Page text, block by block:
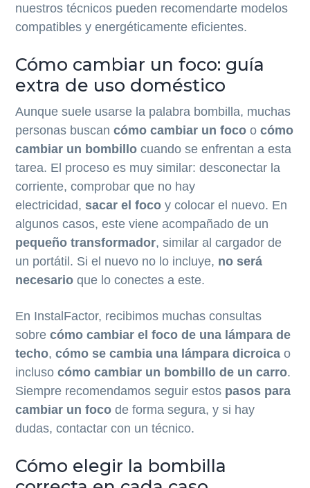
nuestros técnicos pueden recomendarte modelos
compatibles y energéticamente eficientes.
Cómo cambiar un foco: guía
extra de uso doméstico
Aunque suele usarse la palabra bombilla, muchas
personas buscancómo cambiar un foco ocómo
cambiar un bombillo cuando se enfrentan a esta
tarea. El proceso es muy similar: desconectar la
corriente, comprobar que no hay
electricidad, sacar el foco y colocar el nuevo. En
algunos casos, este viene acompañado de un
pequeño transformador, similar al cargador de
un portátil. Si el nuevo no lo incluye, no será
necesario que lo conectes a este.
En InstalFactor, recibimos muchas consultas
sobrecómo cambiar el foco de una lámpara de
techo,cómo se cambia una lámpara dicroica o
inclusocómo cambiar un bombillo de un carro.
Siempre recomendamos seguir estos pasos para
cambiar un foco de forma segura, y si hay
dudas, contactar con un técnico.
Cómo elegir la bombilla